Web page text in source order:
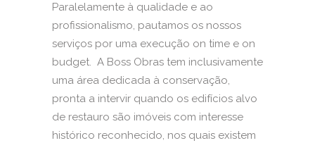
Paralelamente à qualidade e ao
profissionalismo, pautamos os nossos
serviços por uma execução on time e on
budget. A Boss Obras tem inclusivamente
uma área dedicada à conservação,
pronta a intervir quando os edifícios alvo
de restauro são imóveis com interesse
histórico reconhecido, nos quais existem